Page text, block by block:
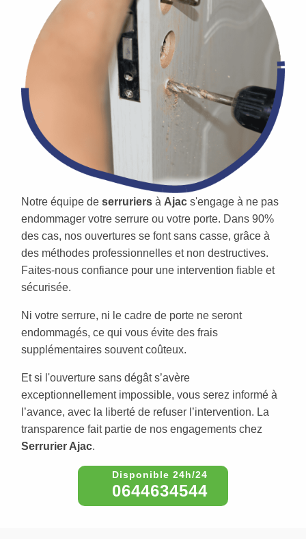
Notre équipe de serruriers à Ajac s'engage à ne pas
endommager votre serrure ou votre porte. Dans 90%
des cas, nos ouvertures se font sans casse, grâce à
des méthodes professionnelles et non destructives.
Faites-nous confiance pour une intervention fiable et
sécurisée.
Ni votre serrure, ni le cadre de porte ne seront
endommagés, ce qui vous évite des frais
supplémentaires souvent coûteux.
Et si l'ouverture sans dégât s’avère
exceptionnellement impossible, vous serez informé à
l’avance, avec la liberté de refuser l’intervention. La
transparence fait partie de nos engagements chez
Serrurier Ajac.
0644634544